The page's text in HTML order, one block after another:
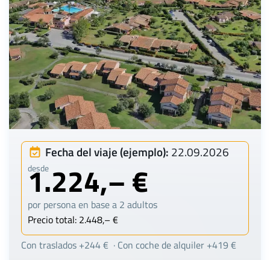
Fecha del viaje (ejemplo): 22.09.2026
desde
1.224,– €
por persona en base a 2 adultos
Precio total: 2.448,– €
Con traslados +244 € · Con coche de alquiler +419 €